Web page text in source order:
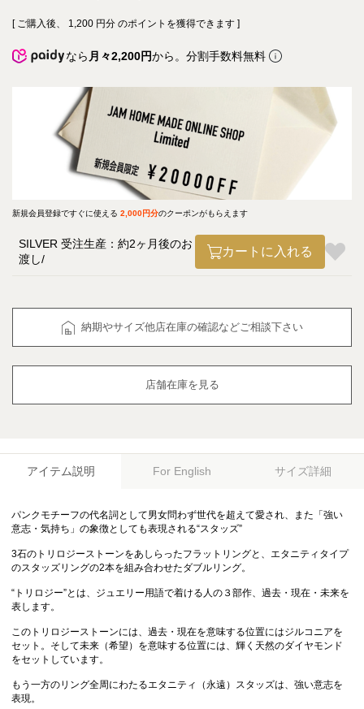
[ ご購入後、 1,200 円分 のポイントを獲得できます ]
なら 月々2,200円から。分割手数料無料
新規会員登録ですぐに使える 2,000円分のクーポンがもらえます
SILVER 受注生産：約2ヶ月後のお
渡し
カートに入れる
納期やサイズ他店在庫の確認などご相談下さい
店舗在庫を見る
アイテム説明 For English サイズ詳細
パンクモチーフの代名詞として男女問わず世代を超えて愛され、また「強い
意志・気持ち」の象徴としても表現される“スタッズ”
3石のトリロジーストーンをあしらったフラットリングと、エタニティタイプ
のスタッズリングの2本を組み合わせたダブルリング。
“トリロジー”とは、ジュエリー用語で着ける人の３部作、過去・現在・未来を
表します。
このトリロジーストーンには、過去・現在を意味する位置にはジルコニアを
セット。そして未来（希望）を意味する位置には、輝く天然のダイヤモンド
をセットしています。
もう一方のリング全周にわたるエタニティ（永遠）スタッズは、強い意志を
表現。